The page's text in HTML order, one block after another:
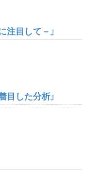
目して－」
した分析」